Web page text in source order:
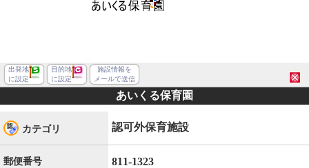
出発地
に設定
目的地
に設定
施設情報を
メールで送信
あいくる保育園
カテゴリ 認可外保育施設
郵便番号 811-1323